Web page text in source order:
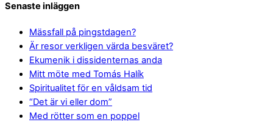
Senaste inläggen
Mässfall på pingstdagen?
Är resor verkligen värda besväret?
Ekumenik i dissidenternas anda
Mitt möte med Tomás Halík
Spiritualitet för en våldsam tid
“Det är vi eller dom”
Med rötter som en poppel